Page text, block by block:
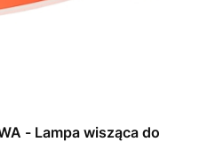
- Lampa wisząca do